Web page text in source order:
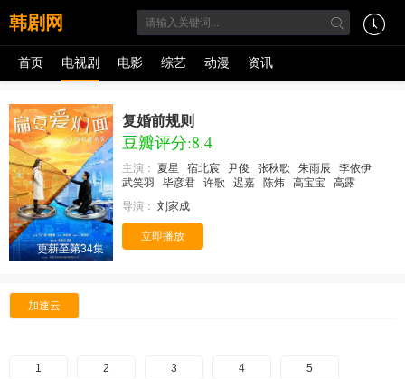
韩剧网
首页 电视剧 电影 综艺 动漫 资讯
更新至第34集
复婚前规则
豆瓣评分:8.4
主演： 夏星 宿北宸 尹俊 张秋歌 朱雨辰
李依伊
武笑羽
毕彦君 许歌 迟嘉 陈炜 高宝宝
高露
导演： 刘家成
立即播放
加速云
1 2 3 4 5